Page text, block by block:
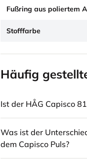
Fußring aus poliertem
Stofffarbe
Häufig
Ist der HÅG Capisco
Was ist der
dem Capisco Puls?